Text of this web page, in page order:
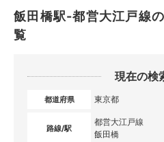
飯田橋駅-都営大江戸線
覧
現在の検
都道府県 東京都
路線/駅
都営大江戸線
飯田橋